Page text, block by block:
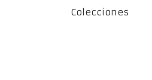
Colecciones